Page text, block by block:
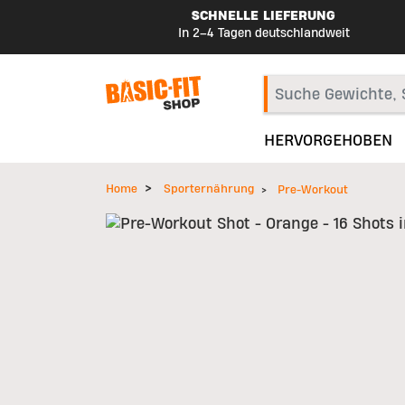
SCHNELLE LIEFERUNG
In 2–4 Tagen deutschlandweit
HERVORGEHOBEN
Home Sporternährung Pre-Workout